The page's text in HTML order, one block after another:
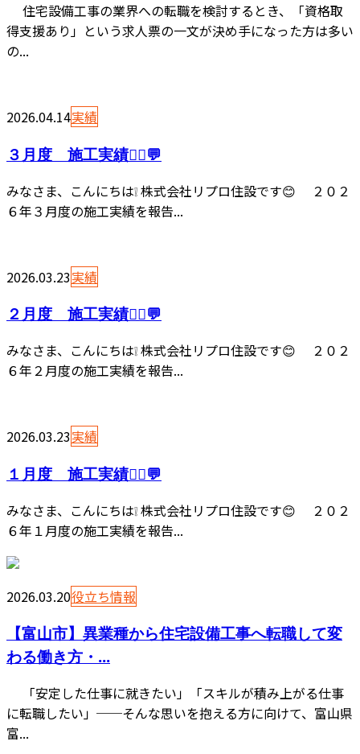
住宅設備工事の業界への転職を検討するとき、「資格取
得支援あり」という求人票の一文が決め手になった方は多い
の...
2026.04.14実績
３月度 施工実績👷‍♂️💬
みなさま、こんにちは❕ 株式会社リプロ住設です😊 ２０２
６年３月度の施工実績を報告...
2026.03.23実績
２月度 施工実績👷‍♂️💬
みなさま、こんにちは❕ 株式会社リプロ住設です😊 ２０２
６年２月度の施工実績を報告...
2026.03.23実績
１月度 施工実績👷‍♂️💬
みなさま、こんにちは❕ 株式会社リプロ住設です😊 ２０２
６年１月度の施工実績を報告...
2026.03.20役立ち情報
【富山市】異業種から住宅設備工事へ転職して変
わる働き方・...
「安定した仕事に就きたい」「スキルが積み上がる仕事
に転職したい」──そんな思いを抱える方に向けて、富山県
富...